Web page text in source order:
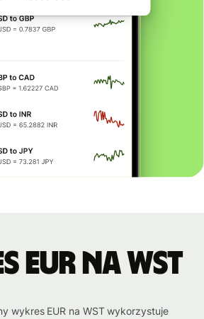
EUR na WST
wykres EUR na WST wykorzystuje